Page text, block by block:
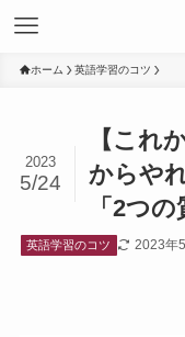
ホーム 英語学習のコツ
【これ
からや
「2つ
2023
5/24
英語学習のコツ 2023年